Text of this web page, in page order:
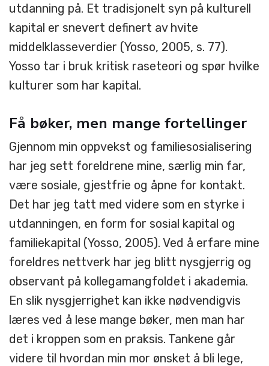
utdanning på. Et tradisjonelt syn på kulturell
kapital er snevert definert av hvite
middelklasseverdier (Yosso, 2005, s. 77).
Yosso tar i bruk kritisk raseteori og spør hvilke
kulturer som har kapital.
Få bøker, men mange fortellinger
Gjennom min oppvekst og familiesosialisering
har jeg sett foreldrene mine, særlig min far,
være sosiale, gjestfrie og åpne for kontakt.
Det har jeg tatt med videre som en styrke i
utdanningen, en form for sosial kapital og
familiekapital (Yosso, 2005). Ved å erfare mine
foreldres nettverk har jeg blitt nysgjerrig og
observant på kollegamangfoldet i akademia.
En slik nysgjerrighet kan ikke nødvendigvis
læres ved å lese mange bøker, men man har
det i kroppen som en praksis. Tankene går
videre til hvordan min mor ønsket å bli lege,